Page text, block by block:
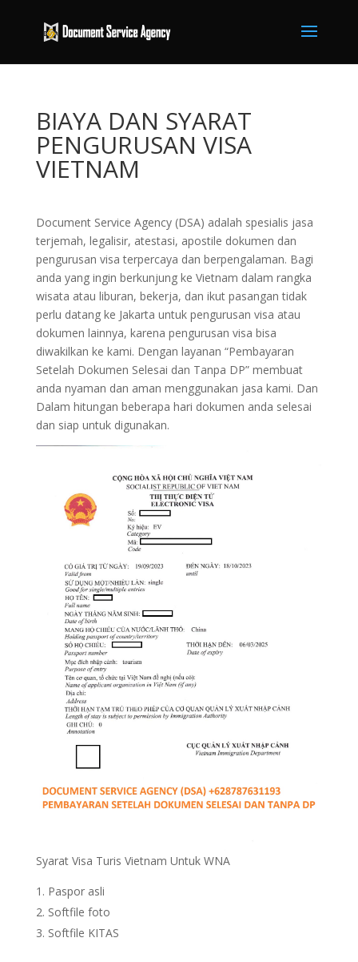
BIAYA DAN SYARAT
PENGURUSAN VISA
VIETNAM
Document Service Agency (DSA) adalah spesialis jasa
terjemah, legalisir, atestasi, apostile dokumen dan
pengurusan visa terpercaya dan berpengalaman. Bagi
anda yang ingin berkunjung ke Vietnam dalam rangka
wisata atau liburan, bekerja, dan ikut pasangan tidak
perlu datang ke Jakarta untuk pengurusan visa atau
dokumen lainnya, karena pengurusan visa bisa
diwakilkan ke kami. Dengan layanan “Pembayaran
Setelah Dokumen Selesai dan Tanpa DP” membuat
anda nyaman dan aman menggunakan jasa kami. Dan
Dalam hitungan beberapa hari dokumen anda selesai
dan siap untuk digunakan.
Syarat Visa Turis Vietnam Untuk WNA
Paspor asli
Softfile foto
Softfile KITAS